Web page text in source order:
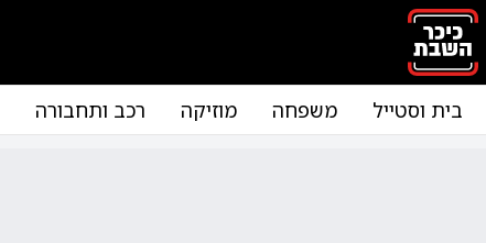
בית וסטייל משפחה מוזיקה רכב ותחבורה